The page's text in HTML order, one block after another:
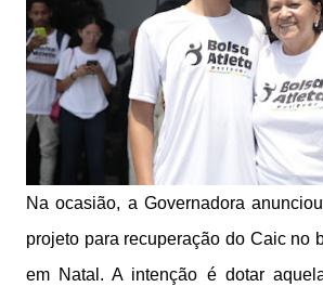
Na ocasião, a Governadora
projeto para recuperação do Caic no
em Natal. A intenção é dotar